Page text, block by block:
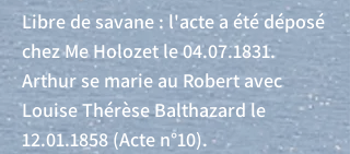
Libre de savane : l'acte a été déposé
chez Me Holozet le04.07.1831.
Arthur se marie au Robert avec
Louise Thérèse Balthazard le
12.01.1858 (Acte n°10).